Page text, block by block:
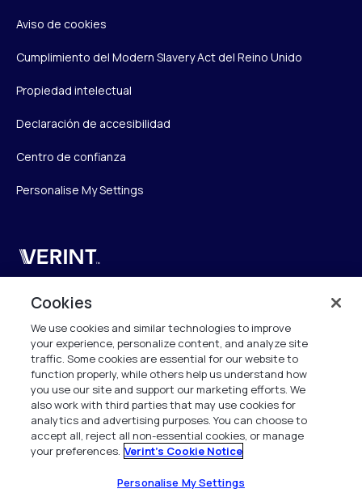
Aviso de cookies
Cumplimiento del Modern Slavery Act del Reino Unido
Propiedad intelectual
Declaración de accesibilidad
Centro de confianza
Personalise My Settings
Verint
Verint Systems UK Ltd.
2nd Floor, The Forge,
43 Church Street, Woking GU21 6HT
United Kingdom
info.es@verint.com
+33 6 40 50 87 28
Todos los derechos reservados. 2026
Cookies
We use cookies and similar technologies to improve
your experience, personalize content, and analyze site
traffic. Some cookies are essential for our website to
function properly, while others help us understand how
you use our site and support our marketing efforts. We
also work with third parties that may use cookies for
analytics and advertising purposes. You can choose to
accept all, reject all non-essential cookies, or manage
your preferences. Verint's Cookie Notice
Personalise My Settings